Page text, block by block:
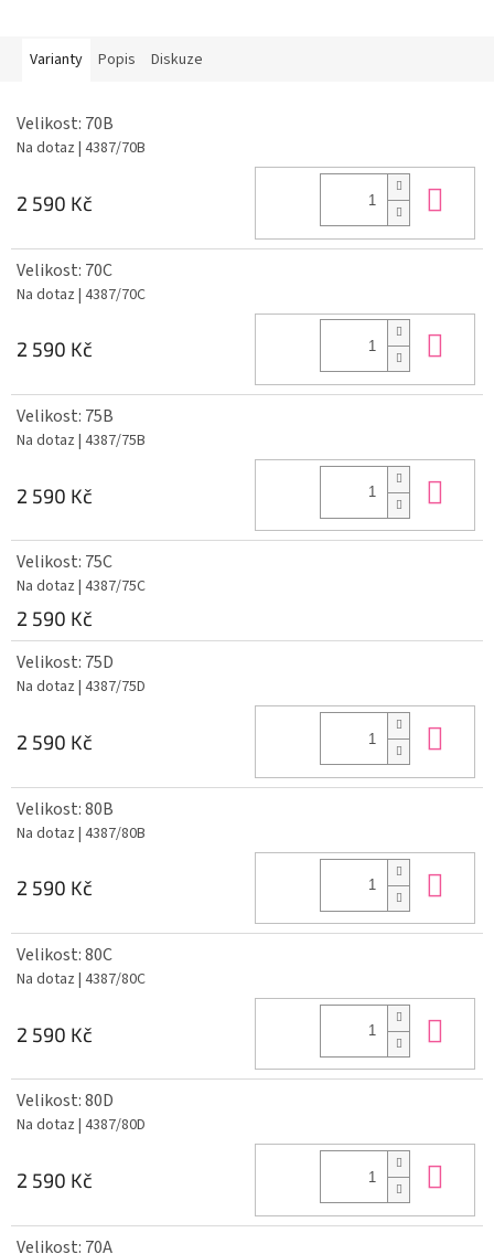
Varianty Popis Diskuze
Velikost: 70B
Na dotaz | 4387/70B
2 590 Kč
Velikost: 70C
Na dotaz | 4387/70C
2 590 Kč
Velikost: 75B
Na dotaz | 4387/75B
2 590 Kč
Velikost: 75C
Na dotaz | 4387/75C
2 590 Kč
Velikost: 75D
Na dotaz | 4387/75D
2 590 Kč
Velikost: 80B
Na dotaz | 4387/80B
2 590 Kč
Velikost: 80C
Na dotaz | 4387/80C
2 590 Kč
Velikost: 80D
Na dotaz | 4387/80D
2 590 Kč
Velikost: 70A